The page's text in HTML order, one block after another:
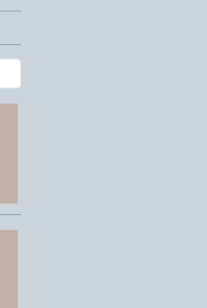
Type 2 or more characters